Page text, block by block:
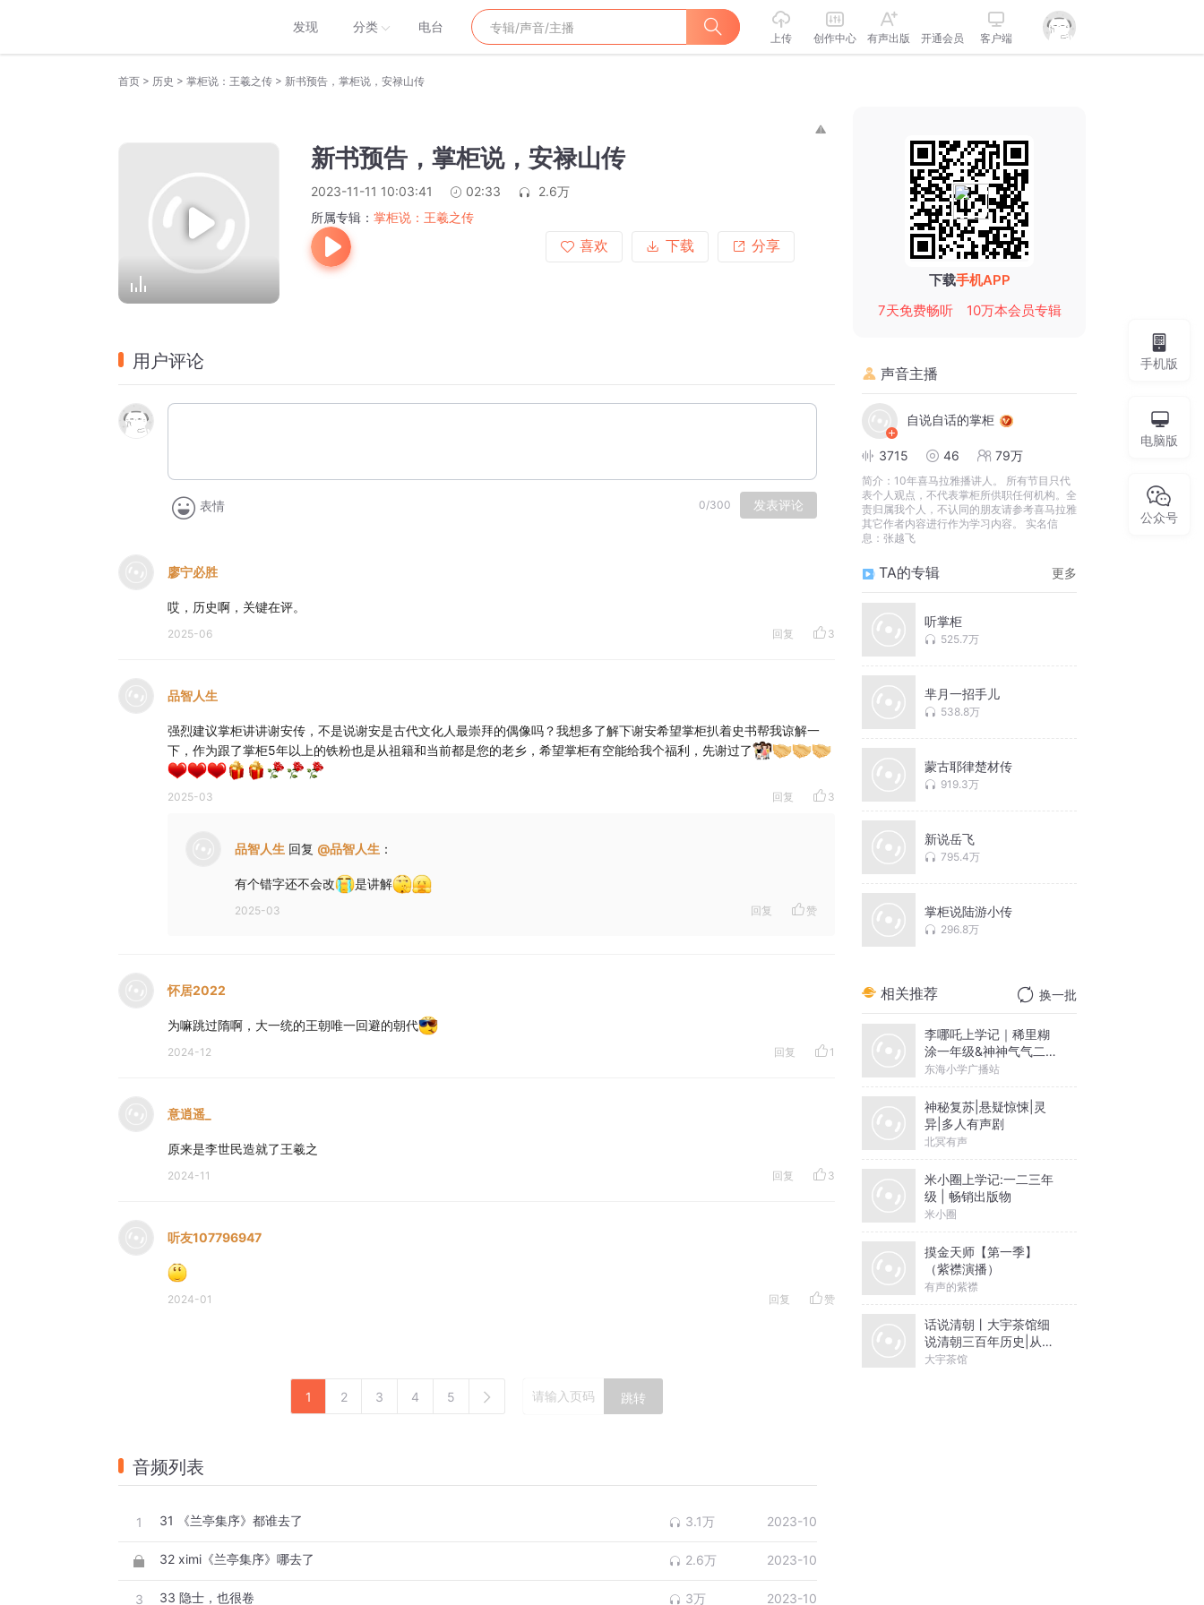
发现 分类 电台
上传 创作中心 有声出版 开通会员 客户端
首页 > 历史 > 掌柜说：王羲之传 > 新书预告，掌柜说，安禄山传
新书预告，掌柜说，安禄山传
2023-11-11 10:03:41 02:33
2.6万
所属专辑： 掌柜说：王羲之传
喜欢
下载 分享
用户评论
表情 0/300 发表评论
廖宁必胜
哎，历史啊，关键在评。
2025-06 回复 3
品智人生
强烈建议掌柜讲讲谢安传，不是说谢安是古代文化人最崇拜的偶像吗？我想多了解下谢安希望掌柜扒着史书帮我谅解一
下，作为跟了掌柜5年以上的铁粉也是从祖籍和当前都是您的老乡，希望掌柜有空能给我个福利，先谢过了
2025-03 回复 3
品智人生 回复 @品智人生 ：
有个错字还不会改 是讲解
2025-03 回复 赞
怀居2022
为嘛跳过隋啊，大一统的王朝唯一回避的朝代
2024-12 回复 1
意逍遥_
原来是李世民造就了王羲之
2024-11 回复 3
听友107796947
2024-01 回复 赞
1 2 3 4 5 跳转
音频列表
1 31 《兰亭集序》都谁去了 3.1万 2023-10
32 ximi《兰亭集序》哪去了 2.6万 2023-10
3 33 隐士，也很卷 3万 2023-10
下载手机APP
7天免费畅听
10万本会员专辑
声音主播
自说自话的掌柜
3715 46 79万
简介： 10年喜马拉雅播讲人。 所有节目只代
表个人观点，不代表掌柜所供职任何机构。全
责归属我个人，不认同的朋友请参考喜马拉雅
其它作者内容进行作为学习内容。 实名信
息：张越飞
TA的专辑 更多
听掌柜
525.7万
芈月一招手儿
538.8万
蒙古耶律楚材传
919.3万
新说岳飞
795.4万
掌柜说陆游小传
296.8万
相关推荐 换一批
李哪吒上学记｜稀里糊
涂一年级&神神气气二年
级
东海小学广播站
神秘复苏|悬疑惊悚|灵
异|多人有声剧
北冥有声
米小圈上学记:一二三年
级 | 畅销出版物
米小圈
摸金天师【第一季】
（紫襟演播）
有声的紫襟
话说清朝丨大宇茶馆细
说清朝三百年历史|从努
尔哈赤到末代皇帝溥仪|
大宇茶馆
手机版
电脑版
公众号